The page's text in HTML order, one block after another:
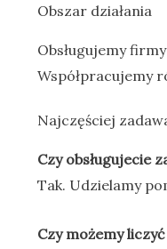
Obszar działania
Obsługujemy
Współpracujemy
Najczęściej
Czy obsługujecie
Tak. Udzielamy
Czy możemy